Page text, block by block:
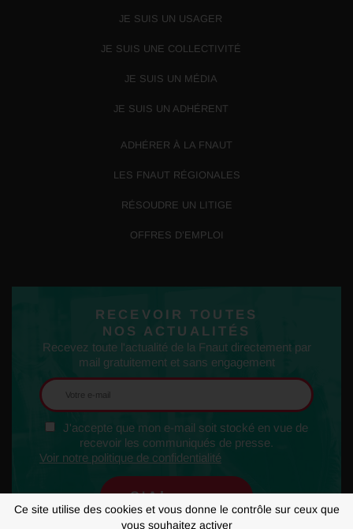
Ce site utilise des cookies et vous donne le contrôle sur ceux que
vous souhaitez activer
JE SUIS UN USAGER
JE SUIS UNE COLLECTIVITÉ
JE SUIS UN MÉDIA
JE SUIS UN ADHÉRENT
ADHÉRER À LA FNAUT
LES FNAUT RÉGIONALES
RÉSOUDRE UN LITIGE
OFFRES D’EMPLOI
RECEVOIR TOUTES
NOS ACTUALITÉS
Recevez toute l'actualité de la Fnaut directement par
mail gratuitement et sans engagement
J'accepte que mon e-mail soit stocké en vue de
recevoir les communiqués de presse.
Voir notre politique de confidentialité